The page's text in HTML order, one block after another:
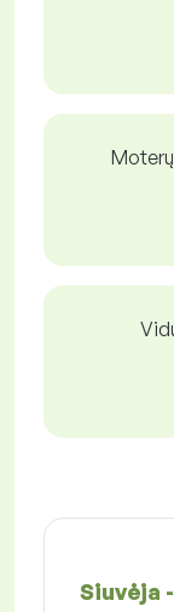
Siuvėja